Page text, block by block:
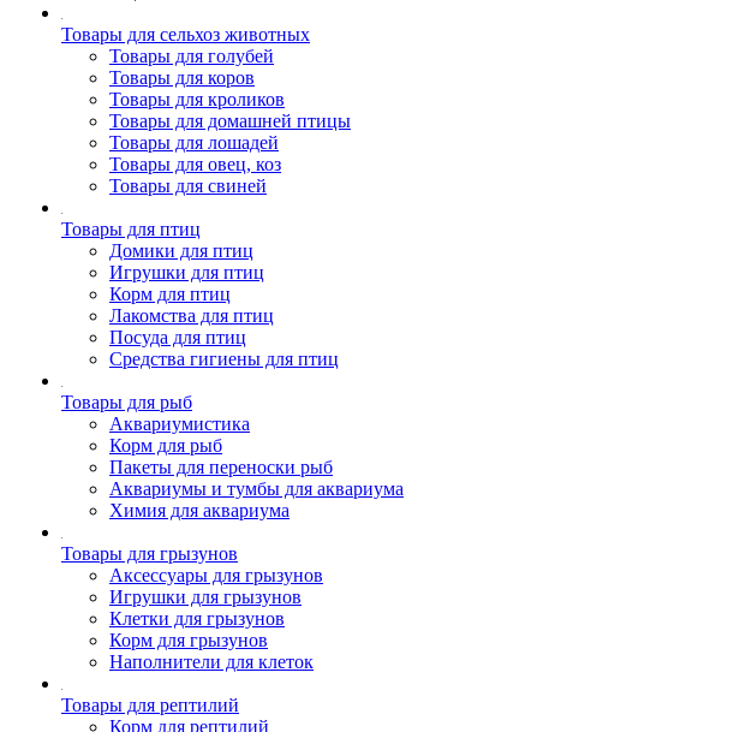
Товары для сельхоз животных
Товары для голубей
Товары для коров
Товары для кроликов
Товары для домашней птицы
Товары для лошадей
Товары для овец, коз
Товары для свиней
Товары для птиц
Домики для птиц
Игрушки для птиц
Корм для птиц
Лакомства для птиц
Посуда для птиц
Средства гигиены для птиц
Товары для рыб
Аквариумистика
Корм для рыб
Пакеты для переноски рыб
Аквариумы и тумбы для аквариума
Химия для аквариума
Товары для грызунов
Аксессуары для грызунов
Игрушки для грызунов
Клетки для грызунов
Корм для грызунов
Наполнители для клеток
Товары для рептилий
Корм для рептилий